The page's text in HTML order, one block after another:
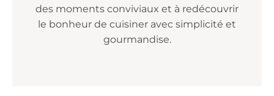
des moments conviviaux et à redécouvrir
le bonheur de cuisiner avec simplicité et
gourmandise.